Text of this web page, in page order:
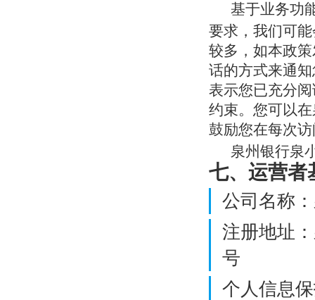
基于业务功
要求，我们可
较多，如本政
话的方式来通
表示您已充分
约束。您可以
鼓励您在每次
泉州银行泉
七、运营者
公司名称
注册地址
号
个人信息